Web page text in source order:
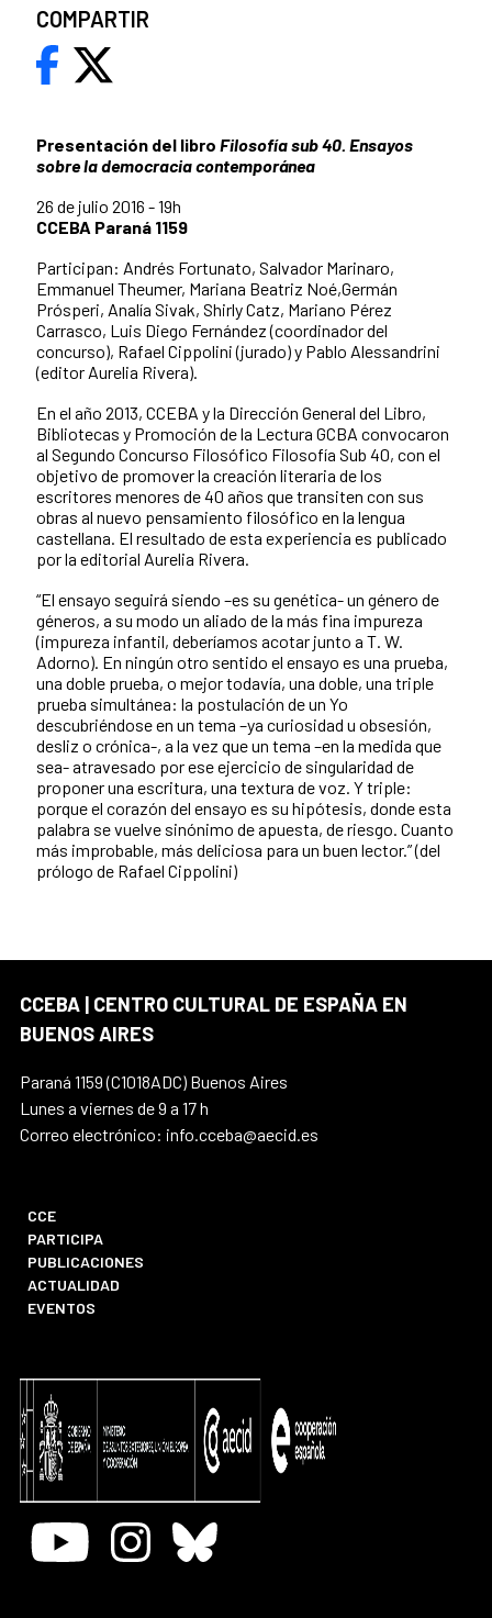
Presentación del libro Filosofía sub 40. Ensayos
sobre la democracia contemporánea
26 de julio 2016 - 19h
CCEBA Paraná 1159
Participan: Andrés Fortunato, Salvador Marinaro,
Emmanuel Theumer, Mariana Beatriz Noé,Germán
Prósperi, Analía Sivak, Shirly Catz, Mariano Pérez
Carrasco, Luis Diego Fernández (coordinador del
concurso), Rafael Cippolini (jurado) y Pablo Alessandrini
(editor Aurelia Rivera).
En el año 2013, CCEBA y la Dirección General del Libro,
Bibliotecas y Promoción de la Lectura GCBA convocaron
al Segundo Concurso Filosófico Filosofía Sub 40, con el
objetivo de promover la creación literaria de los
escritores menores de 40 años que transiten con sus
obras al nuevo pensamiento filosófico en la lengua
castellana. El resultado de esta experiencia es publicado
por la editorial Aurelia Rivera.
“El ensayo seguirá siendo –es su genética- un género de
géneros, a su modo un aliado de la más fina impureza
(impureza infantil, deberíamos acotar junto a T. W.
Adorno). En ningún otro sentido el ensayo es una prueba,
una doble prueba, o mejor todavía, una doble, una triple
prueba simultánea: la postulación de un Yo
descubriéndose en un tema –ya curiosidad u obsesión,
desliz o crónica-, a la vez que un tema –en la medida que
sea- atravesado por ese ejercicio de singularidad de
proponer una escritura, una textura de voz. Y triple:
porque el corazón del ensayo es su hipótesis, donde esta
palabra se vuelve sinónimo de apuesta, de riesgo. Cuanto
más improbable, más deliciosa para un buen lector.” (del
prólogo de Rafael Cippolini)
COMPARTIR
CCEBA | CENTRO CULTURAL DE ESPAÑA EN
BUENOS AIRES
Paraná 1159 (C1018ADC) Buenos Aires
Lunes a viernes de 9 a 17 h
Correo electrónico: info.cceba@aecid.es
CCE
PARTICIPA
PUBLICACIONES
ACTUALIDAD
EVENTOS
Youtube InstagramBluesky